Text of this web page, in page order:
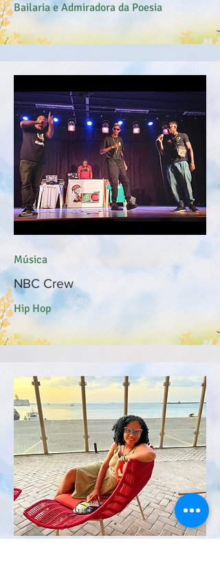
Bailaria e Admiradora da Poesia
Música
NBC Crew
Hip Hop